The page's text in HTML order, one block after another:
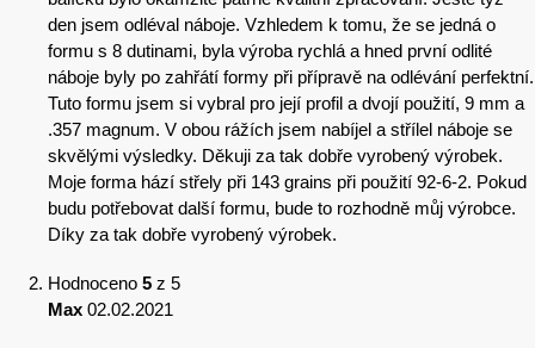
den jsem odléval náboje. Vzhledem k tomu, že se jedná o
formu s 8 dutinami, byla výroba rychlá a hned první odlité
náboje byly po zahřátí formy při přípravě na odlévání perfektní.
Tuto formu jsem si vybral pro její profil a dvojí použití, 9 mm a
.357 magnum. V obou rážích jsem nabíjel a střílel náboje se
skvělými výsledky. Děkuji za tak dobře vyrobený výrobek.
Moje forma hází střely při 143 grains při použití 92-6-2. Pokud
budu potřebovat další formu, bude to rozhodně můj výrobce.
Díky za tak dobře vyrobený výrobek.
Hodnoceno 5 z 5
Max 02.02.2021